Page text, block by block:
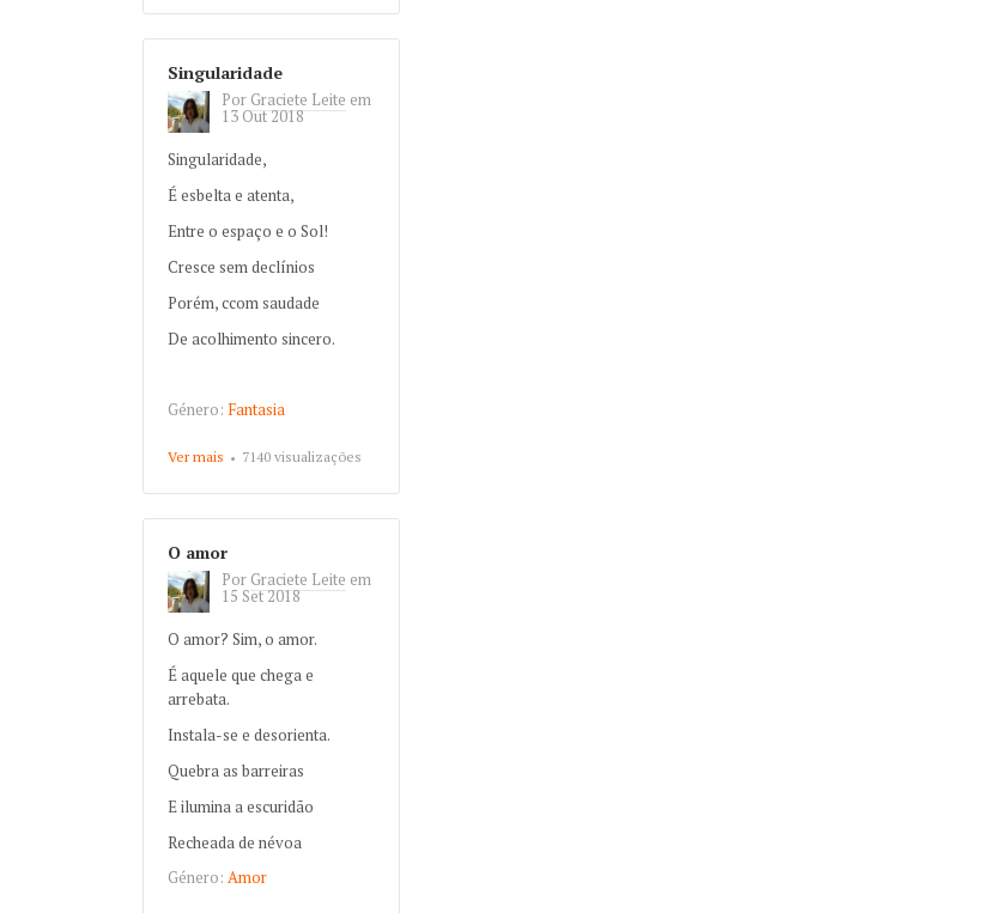
Singularidade
Por Graciete Leite em
13 Out 2018
Singularidade,
É esbelta e atenta,
Entre o espaço e o Sol!
Cresce sem declínios
Porém, ccom saudade
De acolhimento sincero.
Género: Fantasia
Ver mais about Singularidade
7140 visualizações
O amor
Por Graciete Leite em
15 Set 2018
O amor? Sim, o amor.
É aquele que chega e
arrebata.
Instala-se e desorienta.
Quebra as barreiras
E ilumina a escuridão
Recheada de névoa
Género: Amor